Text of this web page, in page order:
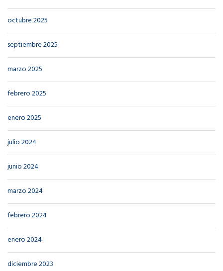
octubre 2025
septiembre 2025
marzo 2025
febrero 2025
enero 2025
julio 2024
junio 2024
marzo 2024
febrero 2024
enero 2024
diciembre 2023